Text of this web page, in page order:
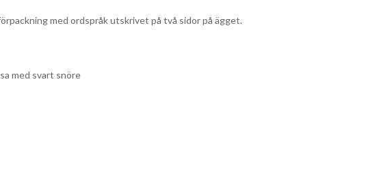
med ordspråk utskrivet på två sidor på ägget.
med svart snöre